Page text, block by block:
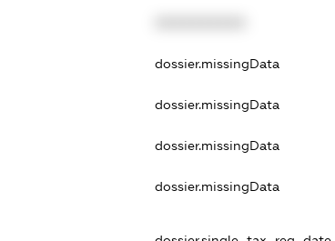
dossier.missingData
dossier.missingData
dossier.missingData
dossier.missingData